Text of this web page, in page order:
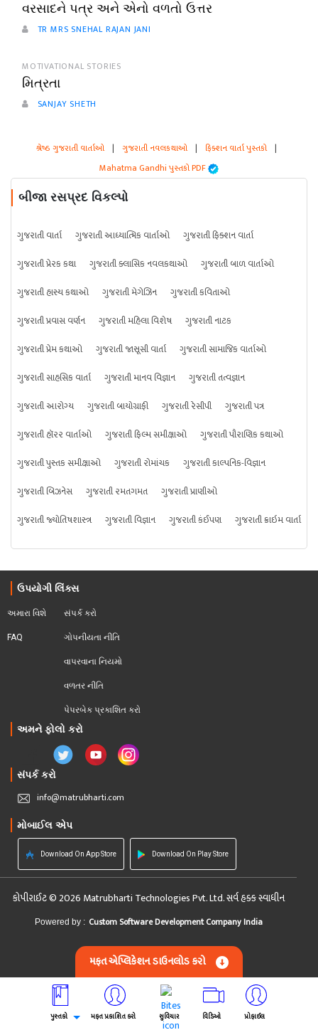
વરસાદને પત્ર અને એનો વળતો ઉત્તર
TR MRS SNEHAL RAJAN JANI
MOTIVATIONAL STORIES
મિત્રતા
SANJAY SHETH
શ્રેષ્ઠ ગુજરાતી વાર્તાઓ | ગુજરાતી નવલકથાઓ | ફિક્શન વાર્તા પુસ્તકો |
Mahatma Gandhi પુસ્તકો PDF
બીજા રસપ્રદ વિકલ્પો
ગુજરાતી વાર્તા ગુજરાતી આધ્યાત્મિક વાર્તાઓ
ગુજરાતી ફિક્શન વાર્તા
ગુજરાતી પ્રેરક કથા
ગુજરાતી ક્લાસિક નવલકથાઓ
ગુજરાતી બાળ વાર્તાઓ
ગુજરાતી હાસ્ય કથાઓ
ગુજરાતી મેગેઝિન
ગુજરાતી કવિતાઓ
ગુજરાતી પ્રવાસ વર્ણન
ગુજરાતી મહિલા વિશેષ
ગુજરાતી નાટક
ગુજરાતી પ્રેમ કથાઓ
ગુજરાતી જાસૂસી વાર્તા
ગુજરાતી સામાજિક વાર્તાઓ
ગુજરાતી સાહસિક વાર્તા
ગુજરાતી માનવ વિજ્ઞાન
ગુજરાતી તત્વજ્ઞાન
ગુજરાતી આરોગ્ય
ગુજરાતી બાયોગ્રાફી ગુજરાતી રેસીપી
ગુજરાતી પત્ર
ગુજરાતી હૉરર વાર્તાઓ
ગુજરાતી ફિલ્મ સમીક્ષાઓ
ગુજરાતી પૌરાણિક કથાઓ
ગુજરાતી પુસ્તક સમીક્ષાઓ
ગુજરાતી રોમાંચક
ગુજરાતી કાલ્પનિક-વિજ્ઞાન
ગુજરાતી બિઝનેસ
ગુજરાતી રમતગમત
ગુજરાતી પ્રાણીઓ
ગુજરાતી જ્યોતિષશાસ્ત્ર
ગુજરાતી વિજ્ઞાન ગુજરાતી કંઈપણ ગુજરાતી ક્રાઇમ વાર્તા
ઉપયોગી લિંક્સ
અમારા વિશે
FAQ
સંપર્ક કરો
ગોપનીયતા નીતિ
વાપરવાના નિયમો
વળતર નીતિ
પેપરબેક પ્રકાશિત કરો
અમને ફોલો કરો
સંપર્ક કરો
info@matrubharti.com
મોબાઈલ એપ
Download On App Store Download On Play Store
કોપીરાઈટ © 2026 Matrubharti Technologies Pvt. Ltd. સર્વ હક્ક સ્વાધીન
Powered by : Custom Software Development Company India
મફત એપ્લિકેશન ડાઉનલોડ કરો
પુસ્તકો મફત પ્રકાશિત કરો સુવિચાર વિડિઓ પ્રોફાઈલ